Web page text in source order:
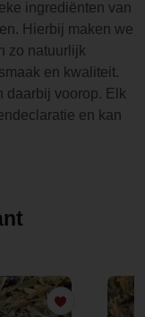
ingrediënten van
Hierbij maken we
zo natuurlijk
en kwaliteit.
daarbij voorop. Elk
en kan